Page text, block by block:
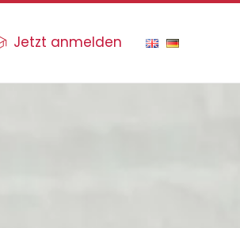
Jetzt anmelden